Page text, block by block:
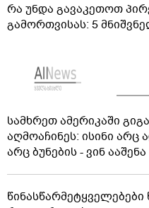
რა უნდა გავაკეთოთ
გამორთვისას: 5
სამხრეთ ამერიკაში
აღმოაჩინეს: ისინი არც
არც ბუნების - ვინ